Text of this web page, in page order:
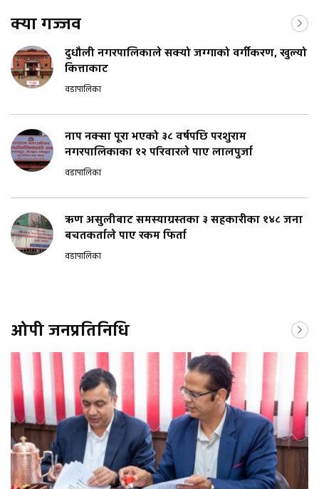
क्या गज्जव
दुधौली नगरपालिकाले सक्यो जग्गाको वर्गीकरण, खुल्यो
कित्ताकाट
वडापालिका
नाप नक्सा पूरा भएको ३८ वर्षपछि परशुराम
नगरपालिकाका १२ परिवारले पाए लालपुर्जा
वडापालिका
ऋण असुलीबाट समस्याग्रस्तका ३ सहकारीका १४८ जना
बचतकर्ताले पाए रकम फिर्ता
वडापालिका
ओपी जनप्रतिनिधि